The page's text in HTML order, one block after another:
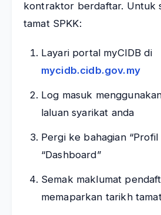
kontraktor berdaftar. Untuk
tamat SPKK:
Layari portal myCIDB di
mycidb.cidb.gov.my
Log masuk
laluan syarikat anda
Pergi ke bahagian
“Dashboard”
Semak maklumat
memaparkan tarikh